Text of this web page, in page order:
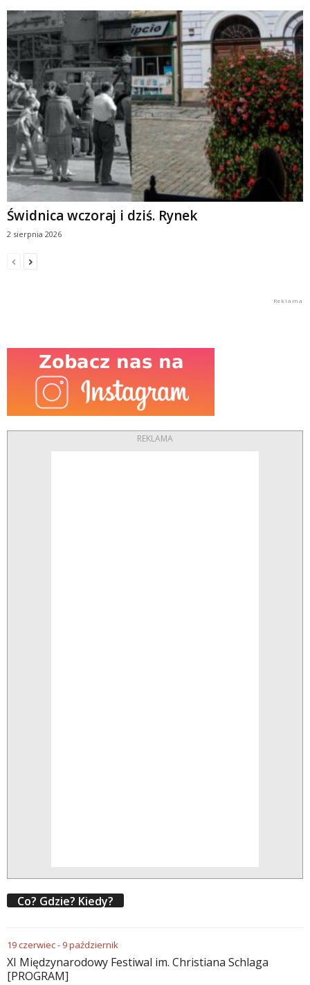
Świdnica wczoraj i dziś. Rynek
2 sierpnia 2026
REKLAMA
Co? Gdzie? Kiedy?
19czerwiec- 9październik
XI Międzynarodowy Festiwal im. Christiana Schlaga
[PROGRAM]